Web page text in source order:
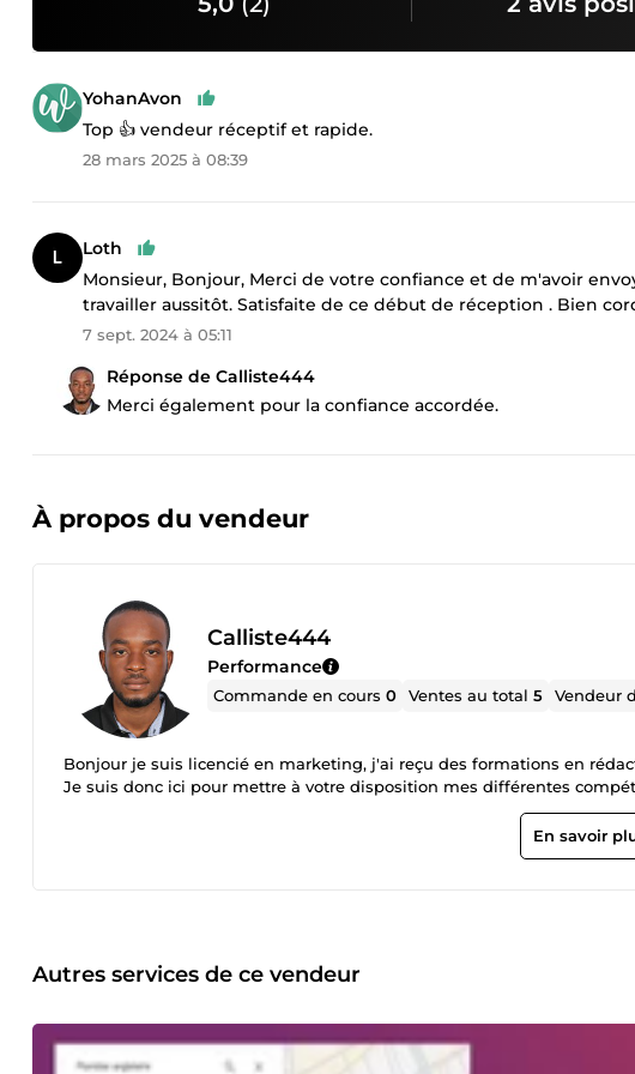
YohanAvon
Top 👍 vendeur réceptif et rapide.
28 mars 2025 à 08:39
Loth
Monsieur, Bonjour, Merci de votre confiance et de m'avoir
travailler aussitôt. Satisfaite de ce début de réception . Bien
7 sept. 2024 à 05:11
Réponse de Calliste444
Merci également pour la confiance accordée.
À propos du vendeur
Calliste444
Performance
Commande en cours0 Ventes au total5 Vendeur
Bonjour je suis licencié en marketing, j'ai reçu des formations en rédaction Web,
Je suis donc ici pour mettre à votre disposition mes différentes
En savoir
Autres services de ce vendeur